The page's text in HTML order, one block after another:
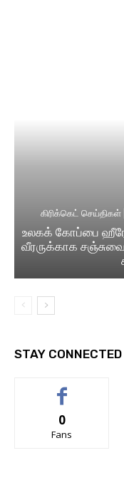
கிரிக்கெட் செய்திகள்
உலகக் கோப்பை
வீரருக்காக
STAY CONNECTED
0
Fans